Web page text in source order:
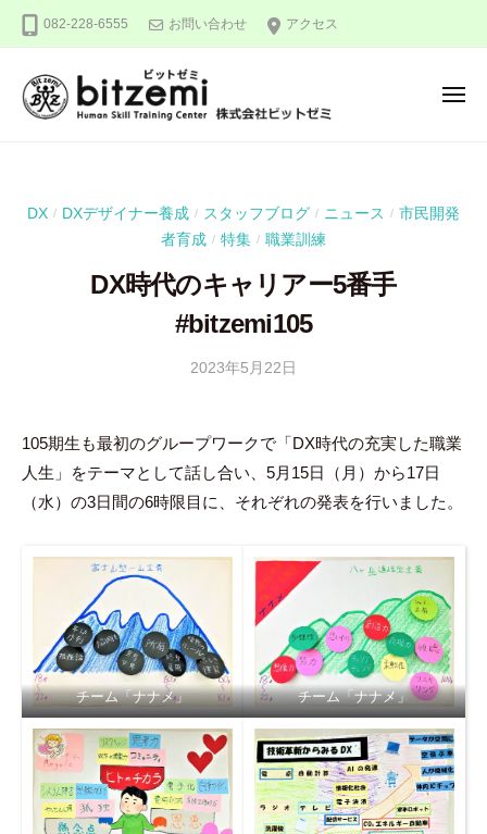
082-228-6555 お問い合わせ アクセス
を
メ
DX / DXデザイナー養成 / スタッフブログ / ニュース / 市民開発
者育成 / 特集 / 職業訓練
DX時代のキャリアー5番手
#bitzemi105
2023年5月22日
田
豪
105期生も最初のグループワークで「DX時代の充実した職業
人生」をテーマとして話し合い、5月15日（月）から17日
（水）の3日間の6時限目に、それぞれの発表を行いました。
チーム「ナナメ」 チーム「ナナメ」
会
社
ビ
ミ